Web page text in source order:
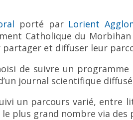
porté par Lorient
Catholique du
partager et diffuser leur
de suivre un
journal scientifique
un parcours varié, entre
plus grand nombre via des